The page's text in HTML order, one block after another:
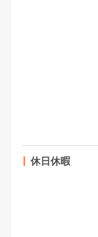
休日休暇